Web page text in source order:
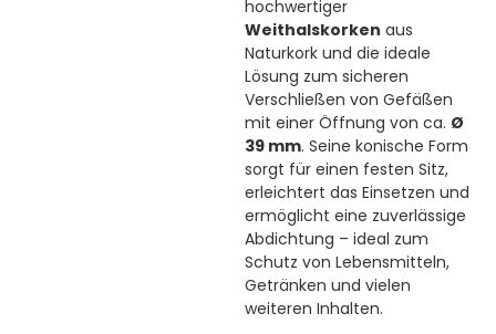
hochwertiger
Weithalskorken aus
Naturkork und die ideale
Lösung zum sicheren
Verschließen von Gefäßen
mit einer Öffnung von ca. Ø
39 mm. Seine konische Form
sorgt für einen festen Sitz,
erleichtert das Einsetzen und
ermöglicht eine zuverlässige
Abdichtung – ideal zum
Schutz von Lebensmitteln,
Getränken und vielen
weiteren Inhalten.